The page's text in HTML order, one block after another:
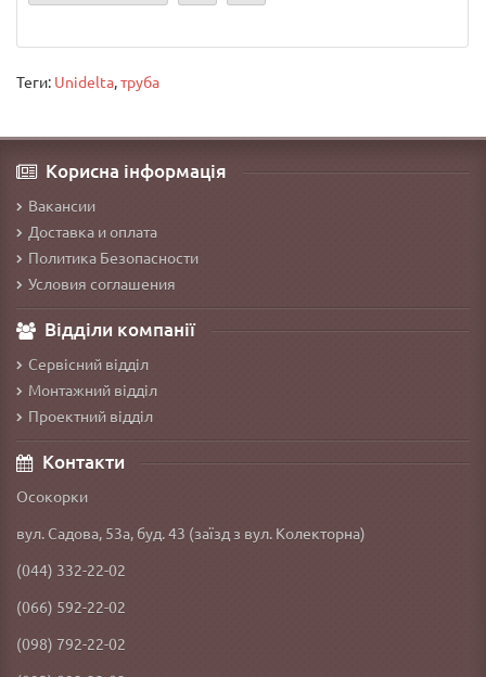
Теги: Unidelta,труба
Корисна інформація
Вакансии
Доставка и оплата
Политика Безопасности
Условия соглашения
Відділи компанії
Сервісний відділ
Монтажний відділ
Проектний відділ
Контакти
Осокорки
вул. Садова, 53а, буд. 43 (заїзд з вул. Колекторна)
(044) 332-22-02
(066) 592-22-02
(098) 792-22-02